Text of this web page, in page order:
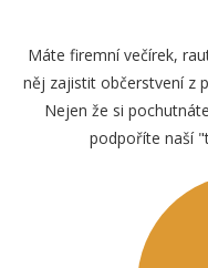
Máte firemní večírek,
něj zajistit občerstvení z
Nejen že si
podpoříte naší